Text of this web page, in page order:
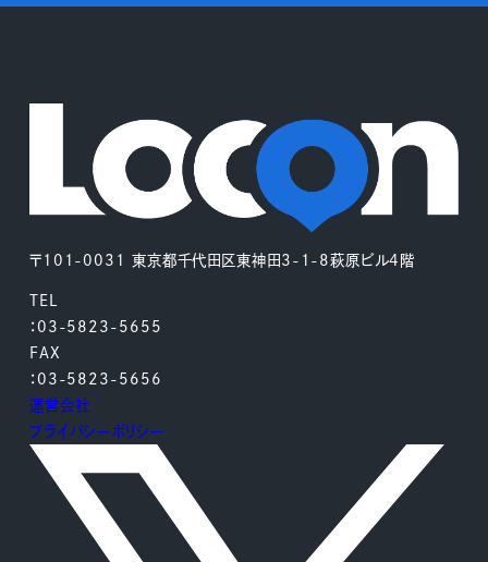
〒101-0031 東京都千代田区東神田3-1-8萩原ビル4階
TEL
：03-5823-5655
FAX
：03-5823-5656
運営会社
プライバシーポリシー